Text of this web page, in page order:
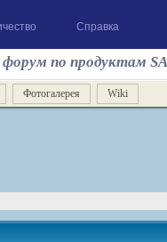
Справка
по продуктам
Фотогалерея Wiki